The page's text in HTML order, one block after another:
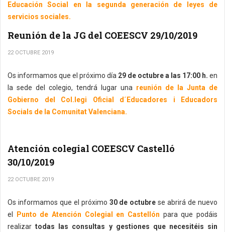
Educación Social en la segunda generación de leyes de
servicios sociales.
Reunión de la JG del COEESCV 29/10/2019
22 OCTUBRE 2019
Os informamos que el próximo día 29 de octubre a las 17:00 h. en
la sede del colegio, tendrá lugar una reunión de la Junta de
Gobierno del Col.legi Oficial d´Educadores i Educadors
Socials de la Comunitat Valenciana.
Atención colegial COEESCV Castelló
30/10/2019
22 OCTUBRE 2019
Os informamos que el próximo 30 de octubrese abrirá de nuevo
el
Punto de Atención Colegial en Castellón para que podáis
realizar todas las consultas y gestiones que necesitéis sin